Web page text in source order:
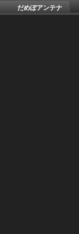
だめぽアンテナ